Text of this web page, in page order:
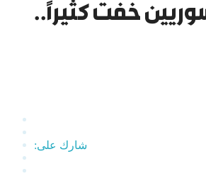
خفت كثيراً..